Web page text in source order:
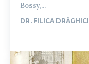
Bossy,...
DR. FILICA DRĂGHICI